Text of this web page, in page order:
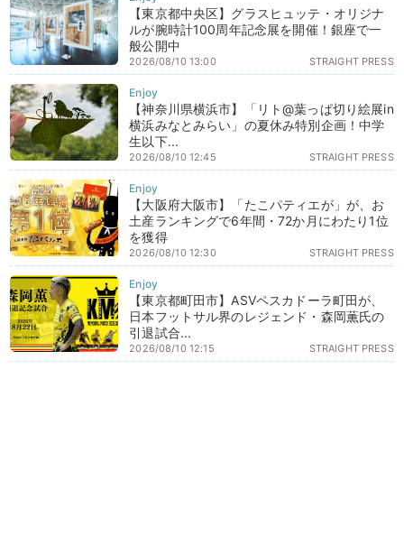
【東京都中央区】グラスヒュッテ・オリジナ
ルが腕時計100周年記念展を開催！銀座で一
般公開中
STRAIGHT PRESS
2026/08/10 13:00
【神奈川県横浜市】「リト@葉っぱ切り絵展in
横浜みなとみらい」の夏休み特別企画！中学
生以下...
STRAIGHT PRESS
2026/08/10 12:45
【大阪府大阪市】「たこパティエが」が、お
土産ランキングで6年間・72か月にわたり1位
を獲得
STRAIGHT PRESS
2026/08/10 12:30
【東京都町田市】ASVペスカドーラ町田が、
日本フットサル界のレジェンド・森岡薫氏の
引退試合...
STRAIGHT PRESS
2026/08/10 12:15